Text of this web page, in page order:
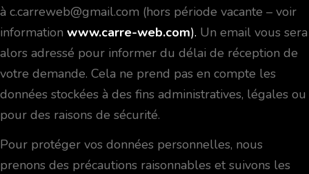
à c.carreweb@gmail.com (hors période vacante – voir
information www.carre-web.com). Un email vous sera
alors adressé pour informer du délai de réception de
votre demande. Cela ne prend pas en compte les
données stockées à des fins administratives, légales ou
pour des raisons de sécurité.
Pour protéger vos données personnelles, nous
prenons des précautions raisonnables et suivons les